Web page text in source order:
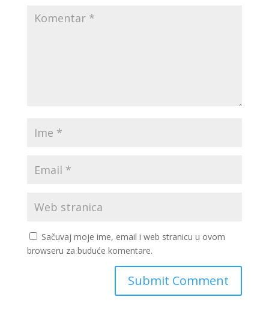
Sačuvaj moje ime, email i web stranicu u ovom
browseru za buduće komentare.